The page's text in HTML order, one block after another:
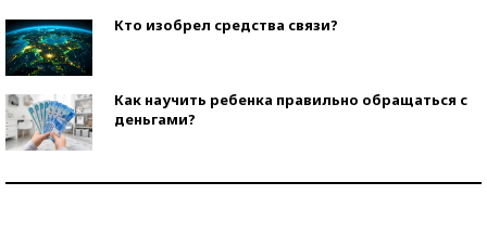
Кто изобрел средства связи?
Как научить ребенка правильно обращаться с
деньгами?